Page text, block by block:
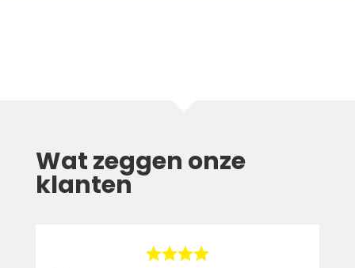
Wat zeggen onze
klanten